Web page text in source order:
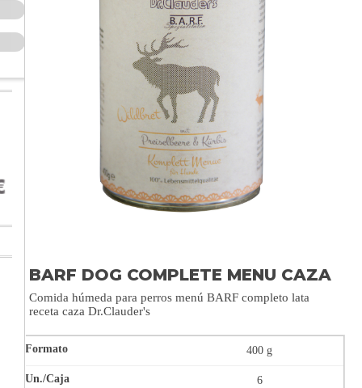
BARF DOG COMPLETE MENU CAZA
Comida húmeda para perros menú BARF completo lata
receta caza Dr.Clauder's
400 g
6